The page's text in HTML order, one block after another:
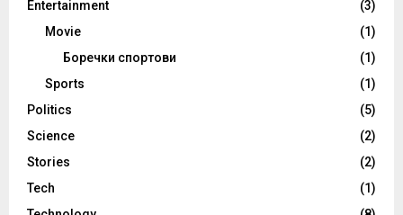
Entertainment
(3)
Movie
(1)
Боречки спортови
(1)
Sports
(1)
Politics
(5)
Science
(2)
Stories
(2)
Tech
(1)